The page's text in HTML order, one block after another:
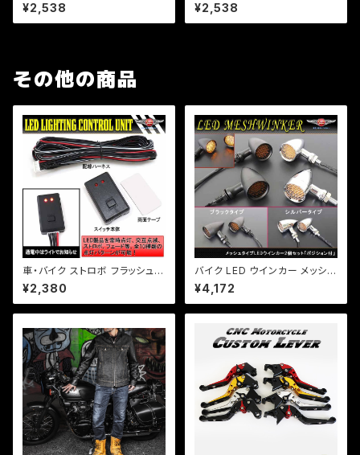
ラウン 】 a355 アメリカン/マグ
ナ/ビラーゴ/DS/エイプ
¥2,538
a356 アメリカン/マグナ/ビラー
ゴ/DS/エイプ
¥2,538
その他の商品
車・バイク ストロボ フラッシュ
コントローラーユニット LED装
飾/フォグなど/点滅10パターン/
b125/【クリックポスト】
¥2,380
バイク LED ウインカー メッシュ
タイプ 激渋 2個セット ポジショ
ン付 アメリカン レトロ チョッパ
ー a218
¥4,172